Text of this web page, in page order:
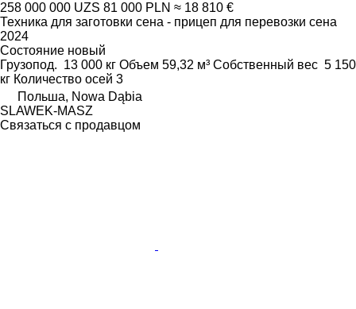
258 000 000 UZS 81 000 PLN ≈ 18 810 €
Техника для заготовки сена - прицеп для перевозки сена
2024
Состояние новый
Грузопод. 13 000 кг Объем 59,32 м³ Собственный вес 5 150
кг Количество осей 3
Польша, Nowa Dąbia
SLAWEK-MASZ
Связаться с продавцом